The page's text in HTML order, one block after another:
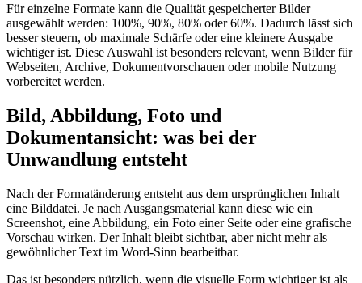
Für einzelne Formate kann die Qualität gespeicherter Bilder
ausgewählt werden: 100%, 90%, 80% oder 60%. Dadurch lässt sich
besser steuern, ob maximale Schärfe oder eine kleinere Ausgabe
wichtiger ist. Diese Auswahl ist besonders relevant, wenn Bilder für
Webseiten, Archive, Dokumentvorschauen oder mobile Nutzung
vorbereitet werden.
Bild, Abbildung, Foto und
Dokumentansicht: was bei der
Umwandlung entsteht
Nach der Formatänderung entsteht aus dem ursprünglichen Inhalt
eine Bilddatei. Je nach Ausgangsmaterial kann diese wie ein
Screenshot, eine Abbildung, ein Foto einer Seite oder eine grafische
Vorschau wirken. Der Inhalt bleibt sichtbar, aber nicht mehr als
gewöhnlicher Text im Word-Sinn bearbeitbar.
Das ist besonders nützlich, wenn die visuelle Form wichtiger ist als